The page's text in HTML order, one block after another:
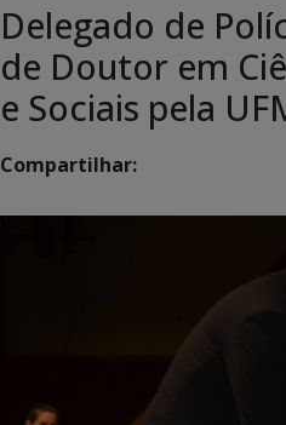
Delegado de
de Doutor em
e Sociais pela
Compartilhar: